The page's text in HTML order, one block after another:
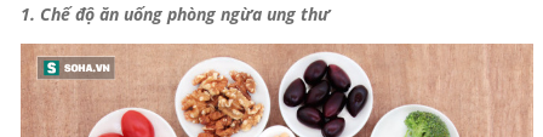
1. Chế độ ăn uống phòng ngừa ung thư